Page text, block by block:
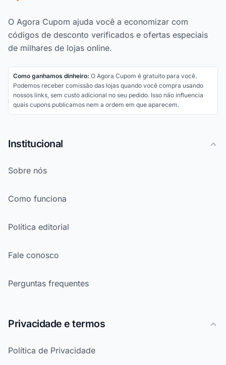
O Agora Cupom ajuda você a economizar com
códigos de desconto verificados e ofertas especiais
de milhares de lojas online.
Como ganhamos dinheiro: O Agora Cupom é gratuito para você.
Podemos receber comissão das lojas quando você compra usando
nossos links, sem custo adicional no seu pedido. Isso não influencia
quais cupons publicamos nem a ordem em que aparecem.
Institucional
Sobre nós
Como funciona
Política editorial
Fale conosco
Perguntas frequentes
Privacidade e termos
Política de Privacidade